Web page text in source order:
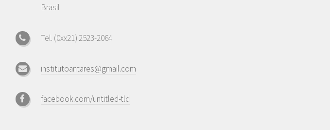
Brasil
Tel. (0xx21) 2523-2064
institutoantares@gmail.com
facebook.com/untitled-tld